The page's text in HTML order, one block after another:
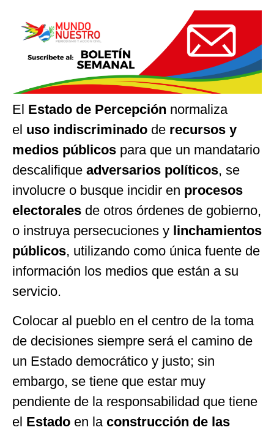
El Estado de Percepción normaliza
el uso indiscriminado de recursos y
medios públicos para que un mandatario
descalifique adversarios políticos, se
involucre o busque incidir en procesos
electorales de otros órdenes de gobierno,
o instruya persecuciones y linchamientos
públicos, utilizando como única fuente de
información los medios que están a su
servicio.
Colocar al pueblo en el centro de la toma
de decisiones siempre será el camino de
un Estado democrático y justo; sin
embargo, se tiene que estar muy
pendiente de la responsabilidad que tiene
el Estado en la construcción de las